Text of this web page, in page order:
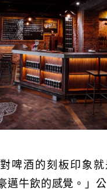
對啤酒的刻板印象
邁牛飲的感覺。」